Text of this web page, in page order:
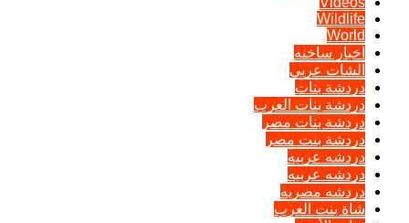
Wildlife
World
اخبار ساخنه
الشات عربي
دردشة بنات
دردشة بنات العرب
دردشة بنات مصر
دردشة بنت مصر
دردشه عربيه
دردشه عربيه
دردشه مصريه
شاة بنت العرب